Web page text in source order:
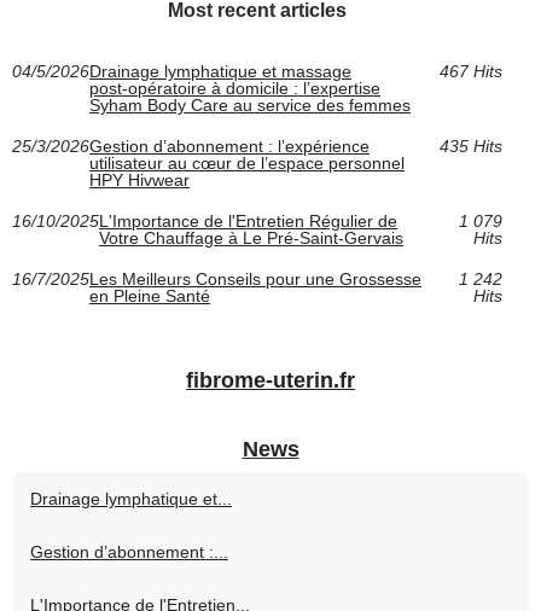
Most recent articles
04/5/2026Drainage lymphatique et massage
post‑opératoire à domicile : l’expertise
Syham Body Care au service des femmes
467 Hits
25/3/2026Gestion d’abonnement : l’expérience
utilisateur au cœur de l’espace personnel
HPY Hivwear
435 Hits
16/10/2025L'Importance de l'Entretien Régulier de
Votre Chauffage à Le Pré-Saint-Gervais
1 079
Hits
16/7/2025Les Meilleurs Conseils pour une Grossesse
en Pleine Santé
1 242
Hits
fibrome-uterin.fr
News
Drainage lymphatique et...
Gestion d’abonnement :...
L'Importance de l'Entretien...